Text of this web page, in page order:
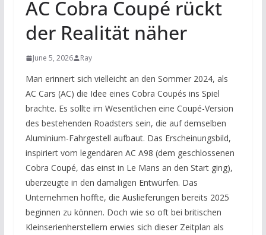
AC Cobra Coupé rückt
der Realität näher
June 5, 2026 Ray
Man erinnert sich vielleicht an den Sommer 2024, als
AC Cars (AC) die Idee eines Cobra Coupés ins Spiel
brachte. Es sollte im Wesentlichen eine Coupé-Version
des bestehenden Roadsters sein, die auf demselben
Aluminium-Fahrgestell aufbaut. Das Erscheinungsbild,
inspiriert vom legendären AC A98 (dem geschlossenen
Cobra Coupé, das einst in Le Mans an den Start ging),
überzeugte in den damaligen Entwürfen. Das
Unternehmen hoffte, die Auslieferungen bereits 2025
beginnen zu können. Doch wie so oft bei britischen
Kleinserienherstellern erwies sich dieser Zeitplan als